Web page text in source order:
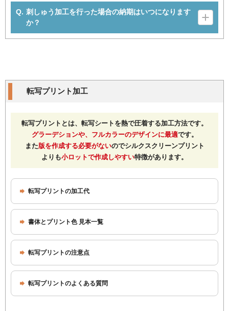
刺しゅう加工を行った場合の納期はいつになります
か？
転写プリント加工
転写プリントとは、転写シートを熱で圧着する加工方法です。
グラーデションや、フルカラーのデザインに最適です。
また版を作成する必要がないのでシルクスクリーンプリント
よりも小ロットで作成しやすい特徴があります。
転写プリントの加工代
書体とプリント色 見本一覧
転写プリントの注意点
転写プリントのよくある質問